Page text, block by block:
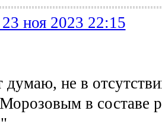
ноя 2023 22:15
думаю, не в
в составе